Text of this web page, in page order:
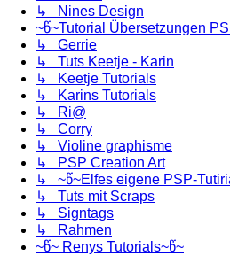
↳ Nines Design
~წ~Tutorial Übersetzungen
↳ Gerrie
↳ Tuts Keetje - Karin
↳ Keetje Tutorials
↳ Karins Tutorials
↳ Ri@
↳ Corry
↳ Violine graphisme
↳ PSP Creation Art
↳ ~წ~Elfes eigene PSP-
↳ Tuts mit Scraps
↳ Signtags
↳ Rahmen
~წ~ Renys Tutorials~წ~